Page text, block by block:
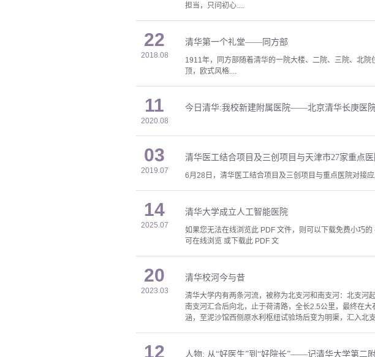
担当，只问初心....
22
2018.08
清华第一个礼堂——同方部
1911年，同方部随着清华的一院大楼、二院、三院、北
顶，欧式风格....
11
2020.08
今日清华:我校新建附属医院——北京清华长庚医
03
2019.07
清华医工结合项目及三创项目与天津市27家重点
6月28日，清华医工结合项目及三创项目与重点医院对接
14
2025.07
清华大学成立人工智能医院
如果您无法在线浏览此 PDF 文件，则可以下载免费小巧
可在线浏览 或下载此 PDF 文
20
2023.03
清华校河今与昔
清华大学内有两条河流，被称为北支河和南支河：北支河
南支河汇合后向北，止于荷清路，全长2.5公里，最终在
涵，至泥沙馆西侧原水利枢纽试验场后变为明渠，汇入北
12 人物: 从“好医生”到“好院长”——记清华大学第二